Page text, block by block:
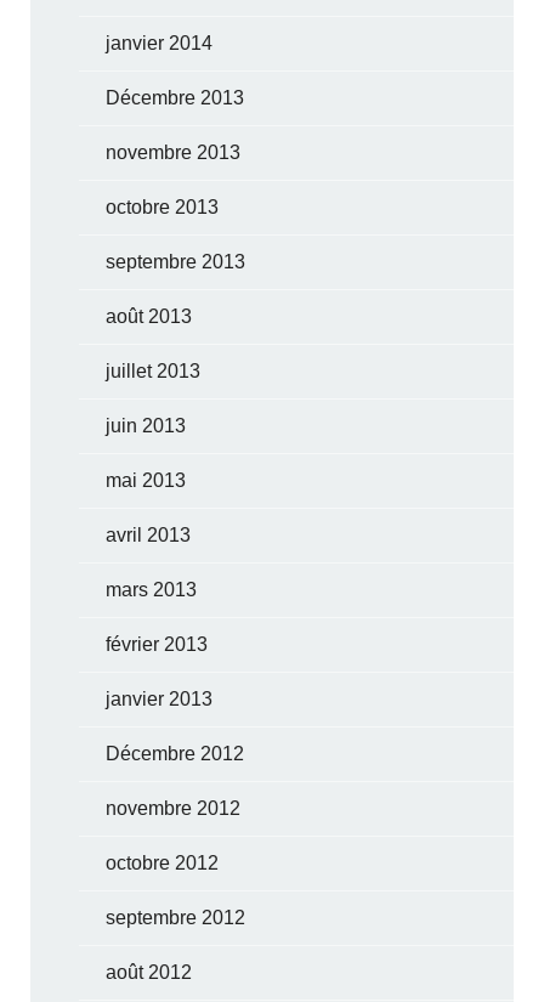
janvier 2014
Décembre 2013
novembre 2013
octobre 2013
septembre 2013
août 2013
juillet 2013
juin 2013
mai 2013
avril 2013
mars 2013
février 2013
janvier 2013
Décembre 2012
novembre 2012
octobre 2012
septembre 2012
août 2012